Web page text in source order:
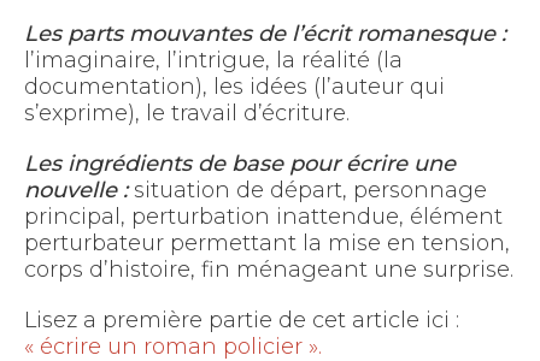
Les parts mouvantes de l’écrit romanesque :
l’imaginaire, l’intrigue, la réalité (la
documentation), les idées (l’auteur qui
s’exprime), le travail d’écriture.
Les ingrédients de base pour écrire une
nouvelle :situation de départ, personnage
principal, perturbation inattendue, élément
perturbateur permettant la mise en tension,
corps d’histoire, fin ménageant une surprise.
Lisez a première partie de cet article ici :
« écrire un roman policier ».